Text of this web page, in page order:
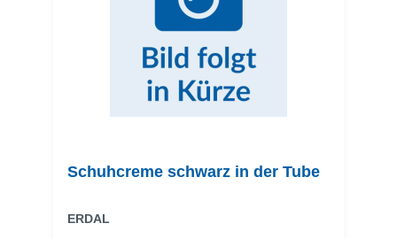
Schuhcreme schwarz in der Tube
ERDAL